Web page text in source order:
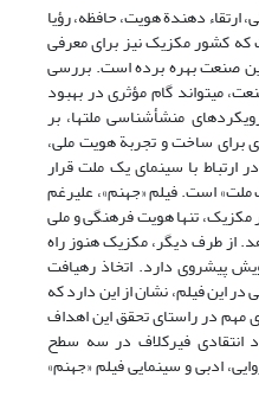
ارتقاء دهندة هویت، حافظه، رؤیا
کشور مکزیک نیز برای معرفی
صنعت بهره برده است. بررسی
می‏تواند گام مؤثری در بهبود
منشأشناسی ملت‏ها، بر
ساخت و تجربة هویت ملی،
ارتباط با سینمای یک ملت قرار
است. فیلم «جهنم»، علی‏رغم
مکزیک، تنها هویت فرهنگی و ملی
از طرف دیگر، مکزیک هنوز راه
پیش‏روی دارد. اتخاذ رهیافت
این فیلم، نشان از این دارد که
مهم در راستای تحقق این اهداف
انتقادی فیرکلاف در سه سطح
ادبی و سینمایی فیلم «جهنم»